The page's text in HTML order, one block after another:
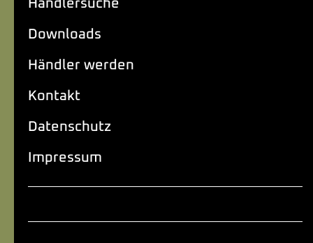
Händlersuche
Downloads
Händler werden
Kontakt
Datenschutz
Impressum